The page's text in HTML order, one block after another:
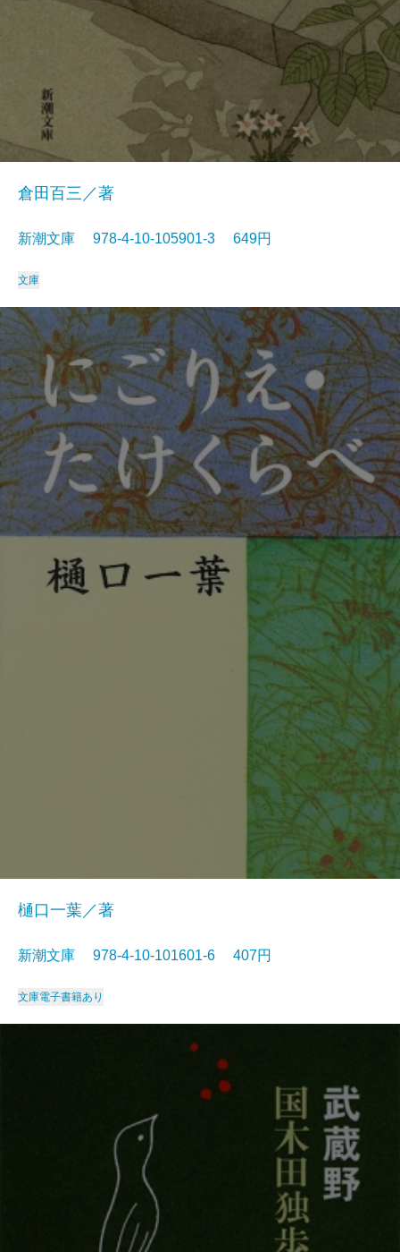
倉田百三／著
新潮文庫 978-4-10-105901-3 649円
文庫
樋口一葉／著
新潮文庫 978-4-10-101601-6 407円
文庫電子書籍あり